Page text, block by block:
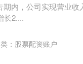
内，公司实现营业收
长2....
： 股票配资账户